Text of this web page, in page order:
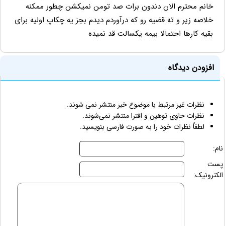
خانم محترم الان دندون برات صد تومن نمیکشن چطور ممکنه
خلاصه زیر و ته قضیه رو که درآوردم دیدم بجز یه چکاپ اولیه برای
بقیه کارها احتمالا بیمه یکسالت قد نمیده
افزودن دیدگاه
نظرات غیر مرتبط با موضوع خبر منتشر نمی شوند.
نظرات حاوی توهین و افترا منتشر نمی‌شوند.
لطفاً نظرات خود را به صورت فارسی بنویسید.
نام:
پست
الکترونیک: